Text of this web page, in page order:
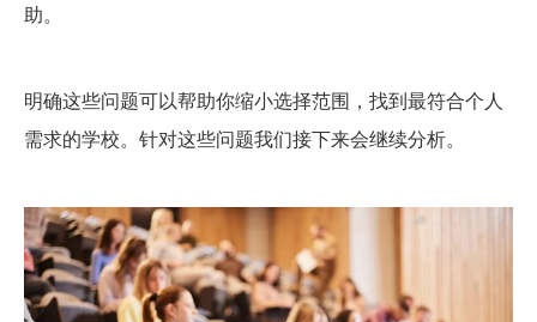
助。
明确这些问题可以帮助你缩小选择范围，找到最符合个人
需求的学校。针对这些问题我们接下来会继续分析。